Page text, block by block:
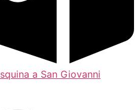
a San Giovanni